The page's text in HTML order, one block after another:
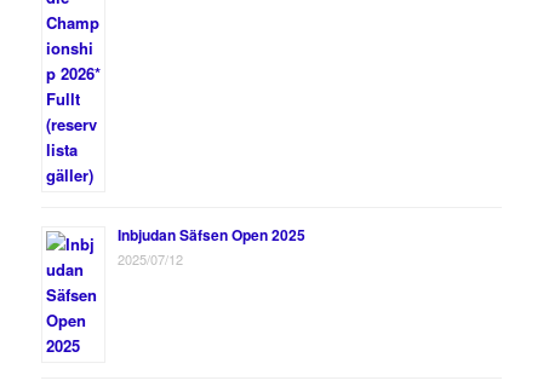
Inbjudan Säfsen Open 2025
2025/07/12